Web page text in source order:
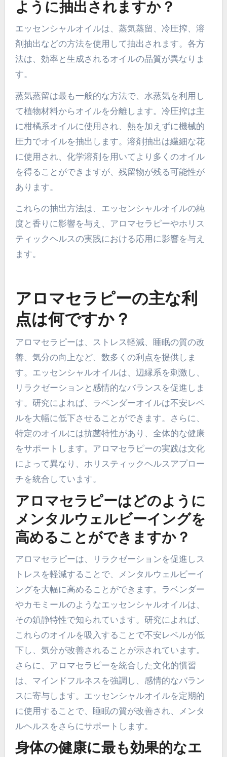
ように抽出されますか？
エッセンシャルオイルは、蒸気蒸留、冷圧搾、溶
剤抽出などの方法を使用して抽出されます。各方
法は、効率と生成されるオイルの品質が異なりま
す。
蒸気蒸留は最も一般的な方法で、水蒸気を利用し
て植物材料からオイルを分離します。冷圧搾は主
に柑橘系オイルに使用され、熱を加えずに機械的
圧力でオイルを抽出します。溶剤抽出は繊細な花
に使用され、化学溶剤を用いてより多くのオイル
を得ることができますが、残留物が残る可能性が
あります。
これらの抽出方法は、エッセンシャルオイルの純
度と香りに影響を与え、アロマセラピーやホリス
ティックヘルスの実践における応用に影響を与え
ます。
アロマセラピーの主な利
点は何ですか？
アロマセラピーは、ストレス軽減、睡眠の質の改
善、気分の向上など、数多くの利点を提供しま
す。エッセンシャルオイルは、辺縁系を刺激し、
リラクゼーションと感情的なバランスを促進しま
す。研究によれば、ラベンダーオイルは不安レベ
ルを大幅に低下させることができます。さらに、
特定のオイルには抗菌特性があり、全体的な健康
をサポートします。アロマセラピーの実践は文化
によって異なり、ホリスティックヘルスアプロー
チを統合しています。
アロマセラピーはどのように
メンタルウェルビーイングを
高めることができますか？
アロマセラピーは、リラクゼーションを促進しス
トレスを軽減することで、メンタルウェルビーイ
ングを大幅に高めることができます。ラベンダー
やカモミールのようなエッセンシャルオイルは、
その鎮静特性で知られています。研究によれば、
これらのオイルを吸入することで不安レベルが低
下し、気分が改善されることが示されています。
さらに、アロマセラピーを統合した文化的慣習
は、マインドフルネスを強調し、感情的なバラン
スに寄与します。エッセンシャルオイルを定期的
に使用することで、睡眠の質が改善され、メンタ
ルヘルスをさらにサポートします。
身体の健康に最も効果的なエ